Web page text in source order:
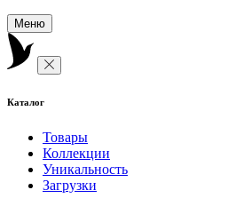
Меню
Каталог
Товары
Коллекции
Уникальность
Загрузки